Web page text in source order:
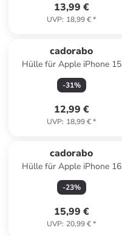
13,99 €
UVP: 18,99 €*
cadorabo
Hülle für Apple iPhone 15
PRO MAX Glitter in Schwarz
mit Glitter
-31%
12,99 €
UVP: 18,99 €*
cadorabo
Hülle für Apple iPhone 16
Blumen Design in Floral
Türkis
-23%
15,99 €
UVP: 20,99 €*